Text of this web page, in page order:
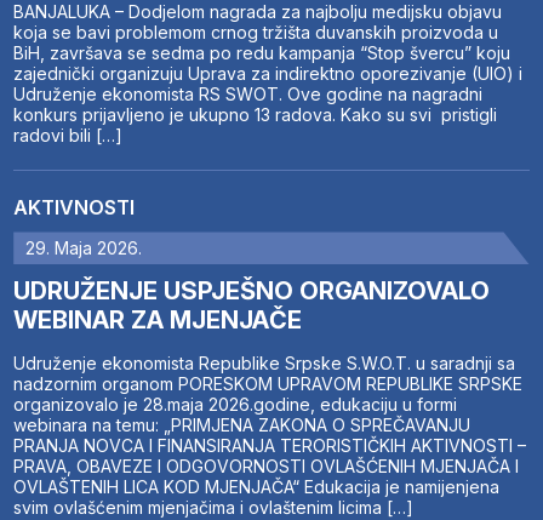
BANJALUKA – Dodjelom nagrada za najbolju medijsku objavu
koja se bavi problemom crnog tržišta duvanskih proizvoda u
BiH, završava se sedma po redu kampanja “Stop švercu” koju
zajednički organizuju Uprava za indirektno oporezivanje (UIO) i
Udruženje ekonomista RS SWOT. Ove godine na nagradni
konkurs prijavljeno je ukupno 13 radova. Kako su svi pristigli
radovi bili […]
AKTIVNOSTI
29. Maja 2026.
UDRUŽENJE USPJEŠNO ORGANIZOVALO
WEBINAR ZA MJENJAČE
Udruženje ekonomista Republike Srpske S.W.O.T. u saradnji sa
nadzornim organom PORESKOM UPRAVOM REPUBLIKE SRPSKE
organizovalo je 28.maja 2026.godine, edukaciju u formi
webinara na temu: „PRIMJENA ZAKONA O SPREČAVANJU
PRANJA NOVCA I FINANSIRANJA TERORISTIČKIH AKTIVNOSTI –
PRAVA, OBAVEZE I ODGOVORNOSTI OVLAŠĆENIH MJENJAČA I
OVLAŠTENIH LICA KOD MJENJAČA“ Edukacija je namijenjena
svim ovlašćenim mjenjačima i ovlaštenim licima […]